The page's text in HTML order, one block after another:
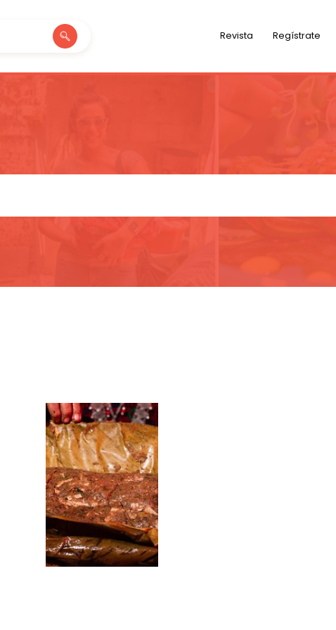
Revista Regístrate